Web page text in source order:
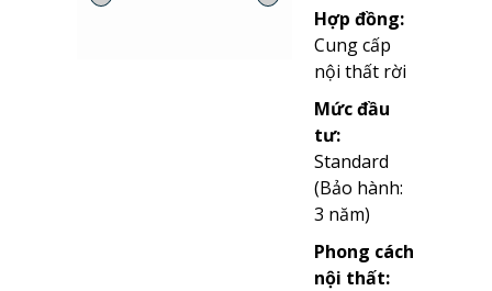
Hợp đồng:
Cung cấp
nội thất rời
Mức đầu
tư:
Standard
(Bảo hành:
3 năm)
Phong cách
nội thất: